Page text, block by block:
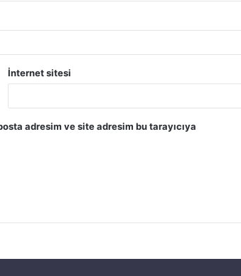
İnternet sitesi
adresim ve site adresim bu tarayıcıya